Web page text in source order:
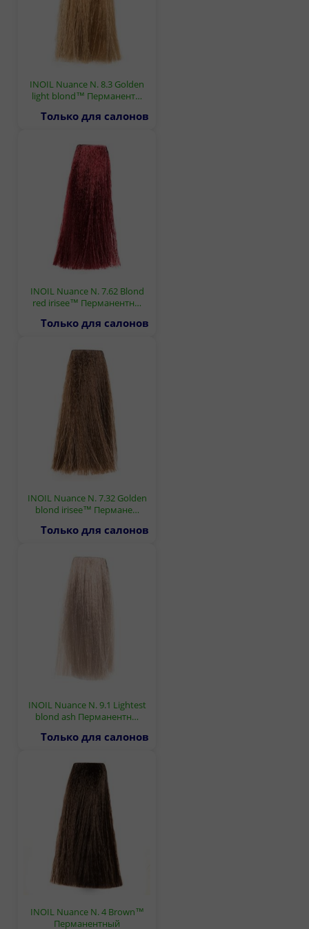
INOIL Nuance N. 8.3 Golden
light blond™ Перманент…
Только для салонов
INOIL Nuance N. 7.62 Blond
red irisee™ Перманентн…
Только для салонов
INOIL Nuance N. 7.32 Golden
blond irisee™ Пермане…
Только для салонов
INOIL Nuance N. 9.1 Lightest
blond ash Перманентн…
Только для салонов
INOIL Nuance N. 4 Brown™
Перманентный